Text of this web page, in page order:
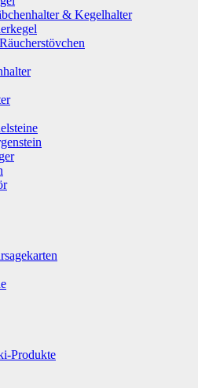
& Kegelhalter
Produkte